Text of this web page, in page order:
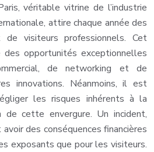
véritable vitrine de l’industrie
attire chaque année des
de visiteurs professionnels. Cet
des opportunités exceptionnelles
de networking et de
innovations. Néanmoins, il est
les risques inhérents à la
de cette envergure. Un incident,
des conséquences financières
exposants que pour les visiteurs.